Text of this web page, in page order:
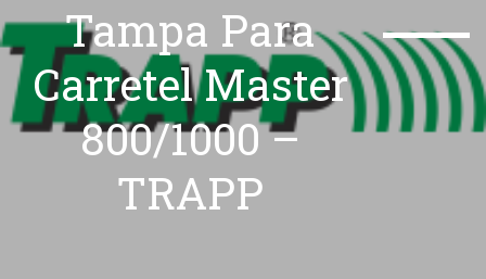
Tampa Para
Carretel Master
800/1000 –
TRAPP